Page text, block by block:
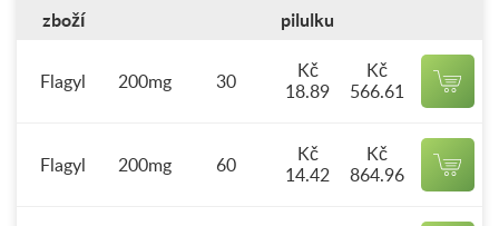
zboží
pilulku
Flagyl 200mg 30
Kč
18.89
Kč
566.61
Flagyl 200mg 60
Kč
14.42
Kč
864.96